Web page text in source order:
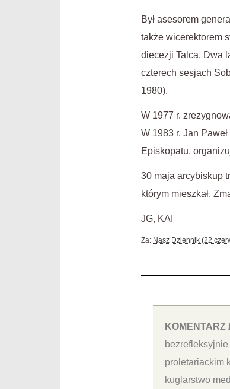
Był asesorem
także wicerektorem
diecezji Talca. Dwa
czterech sesjach
1980).
W 1977 r.
W 1983 r. Jan
Episkopatu,
30 maja arcybiskup
którym mieszkał.
JG, KAI
Za: Nasz Dziennik (22
KOMENTARZ
proletariackim
kuglarstwo